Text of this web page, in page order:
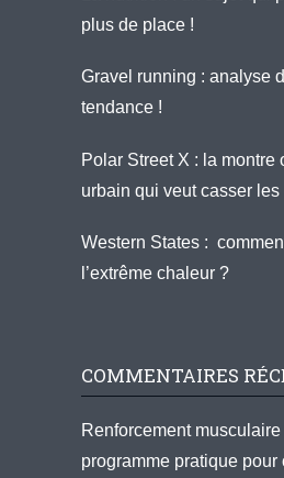
plus de place !
Gravel running : analyse
tendance !
Polar Street X : la montre
urbain qui veut casser les
Western States :
l’extrême chaleur ?
COMMENTAIRES
Renforcement
programme pratique pour